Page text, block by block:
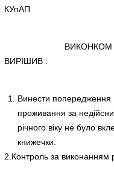
КУпАП
ВИКОНКОМ
ВИРІШИВ :
Винести
проживання за
річного віку не було
книжечки.
2.Контроль за